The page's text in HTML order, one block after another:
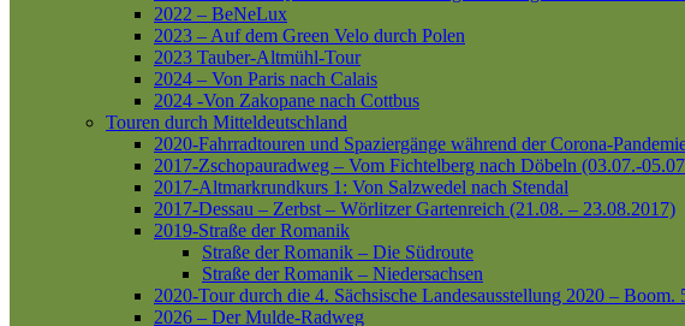
2022 – BeNeLux
2023 – Auf dem Green Velo durch Polen
2023 Tauber-Altmühl-Tour
2024 – Von Paris nach Calais
2024 -Von Zakopane nach Cottbus
Touren durch Mitteldeutschland
2020-Fahrradtouren und Spaziergänge während der Corona-
2017-Zschopauradweg – Vom Fichtelberg nach Döbeln (03.07.-
2017-Altmarkrundkurs 1: Von Salzwedel nach Stendal
2017-Dessau – Zerbst – Wörlitzer Gartenreich (21.08. – 23.08.2017)
2019-Straße der Romanik
Straße der Romanik – Die Südroute
Straße der Romanik – Niedersachsen
2020-Tour durch die 4. Sächsische Landesausstellung 2020 – Boom.
2026 – Der Mulde-Radweg